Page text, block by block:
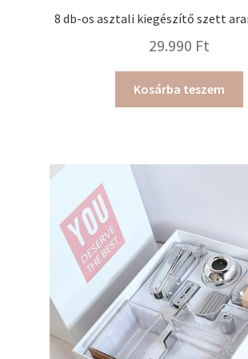
8 db-os asztali kiegészítő szett
29.990 Ft
Kosárba teszem